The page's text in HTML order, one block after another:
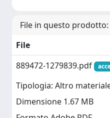
File in questo prodotto:
File
889472-1279839.pdf
Tipologia: Altro
Dimensione 1.67 MB